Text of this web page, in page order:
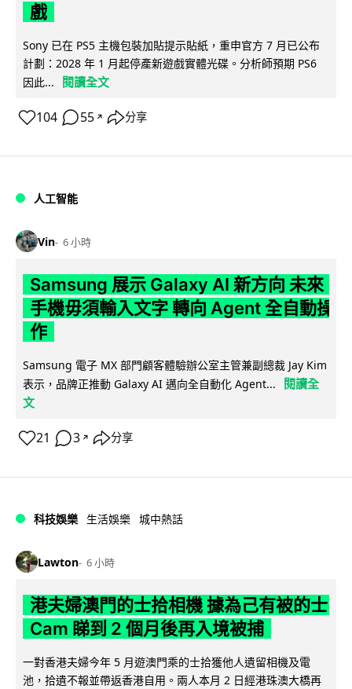
戲
Sony 已在 PS5 主機包裝加貼提示貼紙，重申官方 7 月已公布
計劃：2028 年 1 月起停產新遊戲實體光碟。分析師預期 PS6
因此...
閱讀全文
104 55 ↗ 分享
人工智能
Vin 6 小時
Samsung 展示 Galaxy AI 新方向 未來
手機毋須輸入文字 轉向 Agent 全自動操
作
Samsung 電子 MX 部門顧客體驗辦公室主管兼副總裁 Jay Kim
表示，品牌正推動 Galaxy AI 邁向全自動化 Agent...
閱讀全
文
21 3 ↗ 分享
科技娛樂 生活娛樂 城中熱話
Lawton 6 小時
港夫婦澳門的士拾相機 據為己有被的士
Cam 睇到 2 個月後再入境被捕
一對香港夫婦今年 5 月遊澳門乘的士拾獲他人遺留相機及電
池，拾遺不報並帶返香港自用。兩人本月 2 日經港珠澳大橋再